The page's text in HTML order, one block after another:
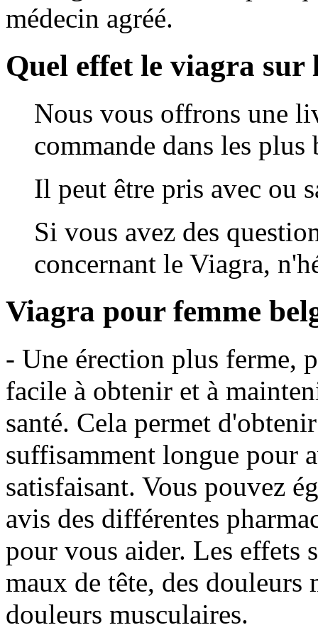
médecin agréé.
Quel effet le viagra sur
Nous vous offrons une
commande dans les plus
Il peut être pris avec ou
Si vous avez des
concernant le Viagra,
Viagra pour femme
- Une érection plus ferme,
facile à obtenir et à
santé. Cela permet
suffisamment longue pour
satisfaisant. Vous pouvez
avis des différentes
pour vous aider. Les effets
maux de tête, des douleurs
douleurs musculaires.